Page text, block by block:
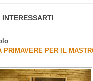
PRIMAVERE PER IL